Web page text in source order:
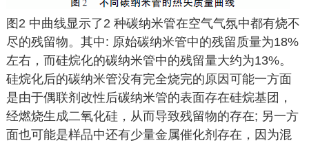
图2 中曲线显示了2 种碳纳米管在空气气氛中都有烧不
尽的残留物。其中: 原始碳纳米管中的残留质量为18%
左右，而硅烷化的碳纳米管中的残留量大约为13%。
硅烷化后的碳纳米管没有完全烧完的原因可能一方面
是由于偶联剂改性后碳纳米管的表面存在硅烷基团，
经燃烧生成二氧化硅，从而导致残留物的存在; 另一方
面也可能是样品中还有少量金属催化剂存在，因为混